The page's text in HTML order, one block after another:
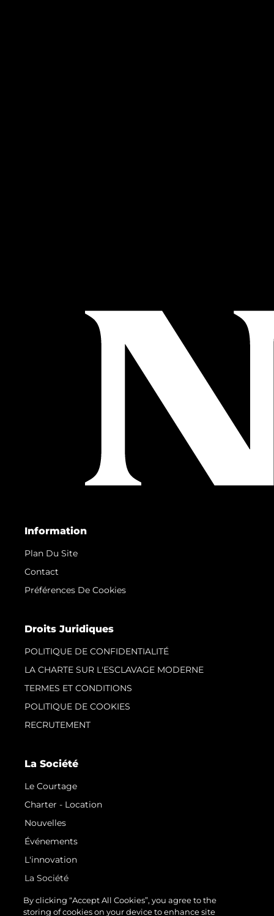
Information
Plan Du Site
Contact
Préférences De Cookies
Droits Juridiques
POLITIQUE DE CONFIDENTIALITÉ
LA CHARTE SUR L'ESCLAVAGE MODERNE
TERMES ET CONDITIONS
POLITIQUE DE COOKIES
RECRUTEMENT
La Société
Le Courtage
Charter - Location
Nouvelles
Événements
L'innovation
La Société
Notre Équipe
By clicking “Accept All Cookies”, you agree to the
storing of cookies on your device to enhance site